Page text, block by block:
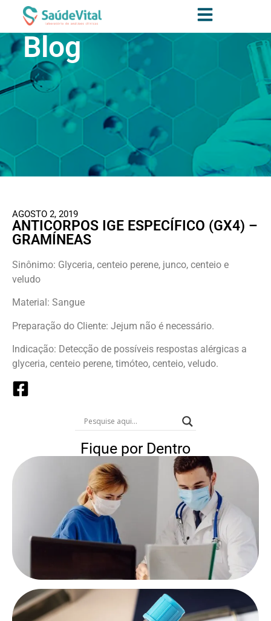
Blog
AGOSTO 2, 2019
ANTICORPOS IGE ESPECÍFICO (GX4) –
GRAMÍNEAS
Sinônimo: Glyceria, centeio perene, junco, centeio e
veludo
Material: Sangue
Preparação do Cliente: Jejum não é necessário.
Indicação: Detecção de possíveis respostas alérgicas a
glyceria, centeio perene, timóteo, centeio, veludo.
Fique por Dentro